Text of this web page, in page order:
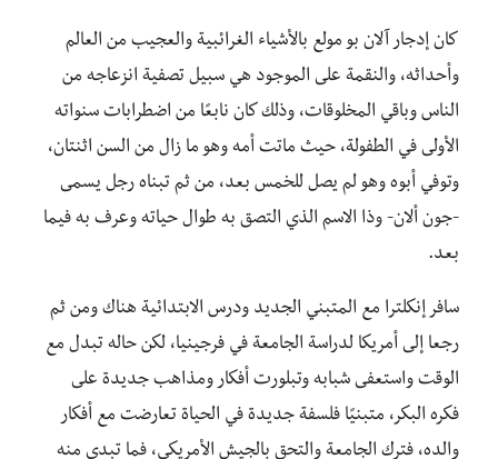
كان إدجار آلان بو مولع بالأشياء الغرائبية والعجيب من العالم
وأحداثه، والنقمة على الموجود هي سبيل تصفية انزعاجه من
الناس وباقي المخلوقات، وذلك كان نابعًا من اضطرابات سنواته
الأولى في الطفولة، حيث ماتت أمه وهو ما زال من السن اثنتان،
وتوفي أبوه وهو لم يصل للخمس بعد، من ثم تبناه رجل يسمى
-جون ألان- وذا الاسم الذي التصق به طوال حياته وعرف به فيما
بعد.
سافر إنكلترا مع المتبني الجديد ودرس الابتدائية هناك ومن ثم
رجعا إلى أمريكا لدراسة الجامعة في فرجينيا، لكن حاله تبدل مع
الوقت واستعفى شبابه وتبلورت أفكار ومذاهب جديدة على
فكره البكر، متبنيًا فلسفة جديدة في الحياة تعارضت مع أفكار
والده، فترك الجامعة والتحق بالجيش الأمريكي، فما تبدى منه